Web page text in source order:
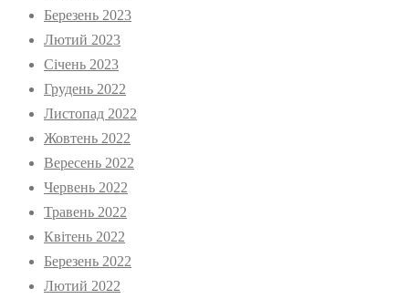
Березень 2023
Лютий 2023
Січень 2023
Грудень 2022
Листопад 2022
Жовтень 2022
Вересень 2022
Червень 2022
Травень 2022
Квітень 2022
Березень 2022
Лютий 2022